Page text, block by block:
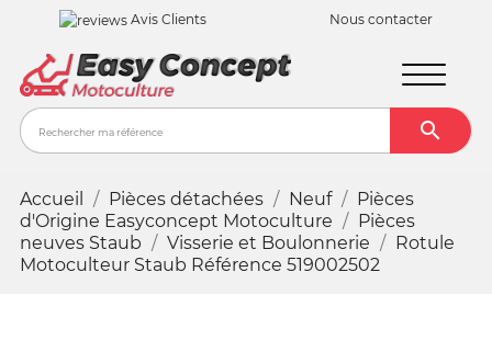
Avis Clients Nous contacter

Accueil Pièces détachées Neuf
Pièces
d'Origine Easyconcept Motoculture
Pièces
neuves Staub
Visserie et Boulonnerie
Rotule
Motoculteur Staub Référence 519002502